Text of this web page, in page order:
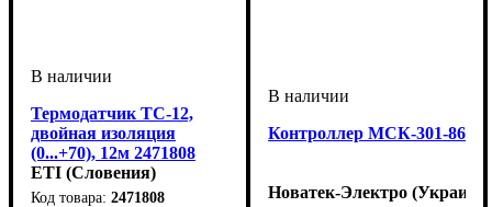
Термодатчик ТС-12,
двойная изоляция
(0...+70), 12м 2471808
ETI (Словения)
2471808
Контроллер МСК-301-86
Новатек-Электро (Украина)